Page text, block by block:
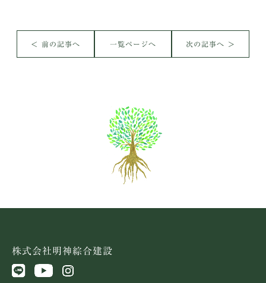
＜ 前の記事へ 一覧ページへ 次の記事へ ＞
株式会社明神綜合建設